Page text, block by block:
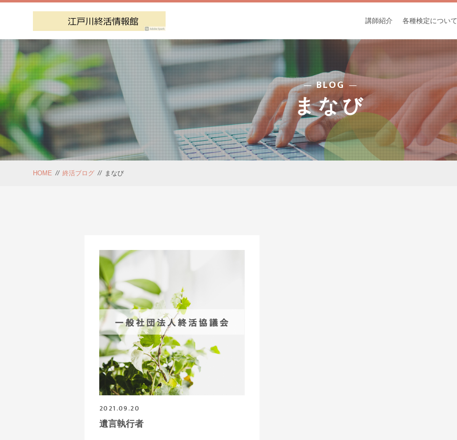
講師紹介 各種検定について
BLOG
まなび
HOME // 終活ブログ // まなび
2021.09.20
遺言執行者